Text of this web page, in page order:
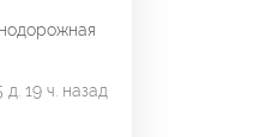
д. 19 ч. назад